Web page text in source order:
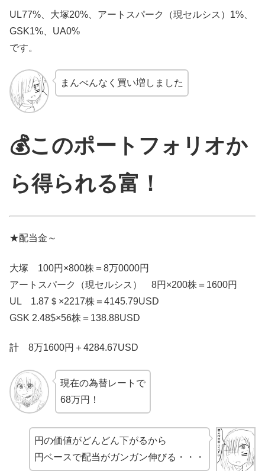
UL77%、大塚20%、アートスパーク（現セルシス）1%、
GSK1%、UA0%
です。
まんべんなく買い増しました
💰このポートフォリオか
ら得られる富！
★配当金～
大塚 100円×800株＝8万0000円
アートスパーク（現セルシス） 8円×200株＝1600円
UL 1.87＄×2217株＝4145.79USD
GSK 2.48$×56株＝138.88USD
計 8万1600円＋4284.67USD
現在の為替レートで
68万円！
円の価値がどんどん下がるから
円ベースで配当がガンガン伸びる・・・